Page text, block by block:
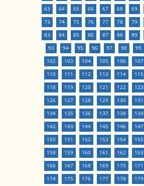
63
64 65 66 67 68 69
73
74 75 76 77 78 79
83
84 85 86 87 88 89
93
94 95 96 97 98 99
102
103 104 105 106 107
110
111 112 113 114 115
118
119 120 121 122 123
126
127 128 129 130 131
134
135 136 137 138 139
142
143 144 145 146 147
150
151 152 153 154 155
158
159 160 161 162 163
166
167 168 169 170 171
174
175 176 177 178 179